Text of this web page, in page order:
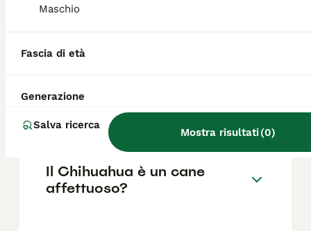
Maschio
Fascia di età
Generazione
Salva ricerca
Mostra risultati(0)
Quali sono i difetti del
Il Chihuahua è aggressivo?
Il Chihuahua è un cane
affettuoso?